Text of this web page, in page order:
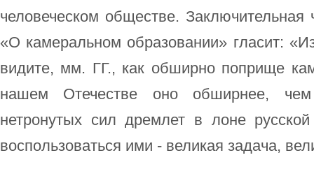
человеческом обществе. Заключительная
«О камеральном образовании» гласит:
видите, мм. ГГ., как обширно поприще
нашем Отечестве оно обширнее,
нетронутых сил дремлет в лоне
воспользоваться ими - великая задача,